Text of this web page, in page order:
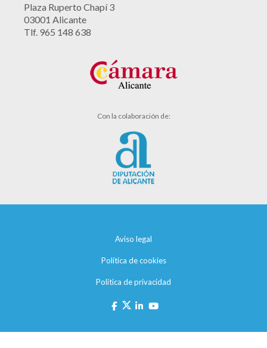
Plaza Ruperto Chapí 3
03001 Alicante
Tlf. 965 148 638
Con la colaboración de:
Aviso legal
Política de cookies
Política de privacidad